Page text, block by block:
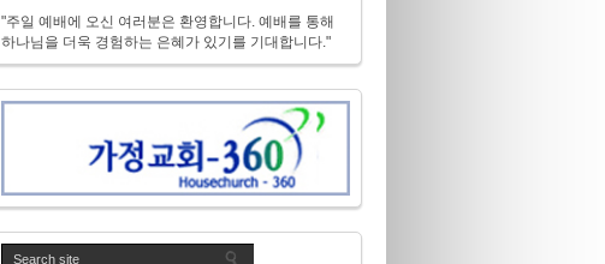
"주일 예배에 오신 여러분은 환영합니다. 예배를 통해
하나님을 더욱 경험하는 은혜가 있기를 기대합니다."